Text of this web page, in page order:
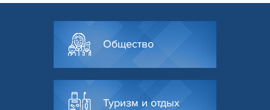
Общество
Туризм и отдых